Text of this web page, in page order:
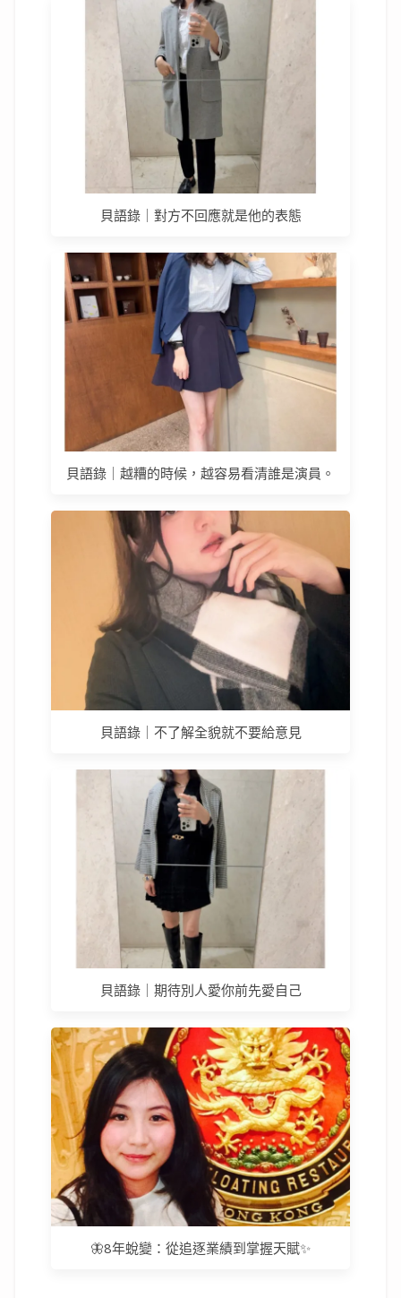
貝語錄｜對方不回應就是他的表態
貝語錄｜越糟的時候，越容易看清誰是演員。
貝語錄｜不了解全貌就不要給意見
貝語錄｜期待別人愛你前先愛自己
🦋8年蛻變：從追逐業績到掌握天賦✨